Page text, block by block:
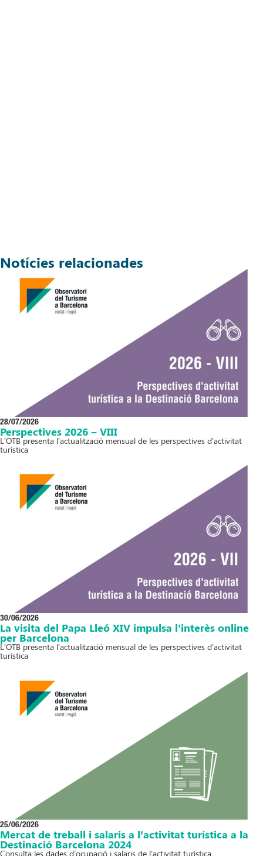
Notícies relacionades
28/07/2026
Perspectives 2026 – VIII
L’OTB presenta l’actualització mensual de les perspectives d’activitat
turística
30/06/2026
La visita del Papa Lleó XIV impulsa l’interès online
per Barcelona
L’OTB presenta l’actualització mensual de les perspectives d’activitat
turística
25/06/2026
Mercat de treball i salaris a l’activitat turística a la
Destinació Barcelona 2024
Consulta les dades d’ocupació i salaris de l’activitat turística